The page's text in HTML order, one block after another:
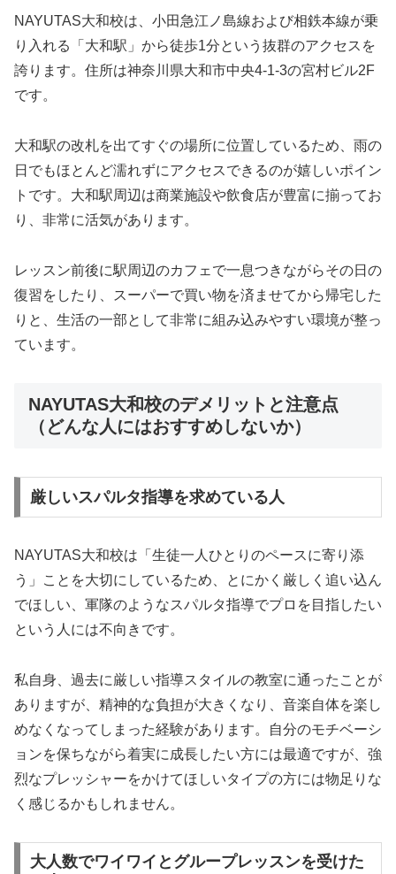
NAYUTAS大和校は、小田急江ノ島線および相鉄本線が乗
り入れる「大和駅」から徒歩1分という抜群のアクセスを
誇ります。住所は神奈川県大和市中央4-1-3の宮村ビル2F
です。
大和駅の改札を出てすぐの場所に位置しているため、雨の
日でもほとんど濡れずにアクセスできるのが嬉しいポイン
トです。大和駅周辺は商業施設や飲食店が豊富に揃ってお
り、非常に活気があります。
レッスン前後に駅周辺のカフェで一息つきながらその日の
復習をしたり、スーパーで買い物を済ませてから帰宅した
りと、生活の一部として非常に組み込みやすい環境が整っ
ています。
NAYUTAS大和校のデメリットと注意点
（どんな人にはおすすめしないか）
厳しいスパルタ指導を求めている人
NAYUTAS大和校は「生徒一人ひとりのペースに寄り添
う」ことを大切にしているため、とにかく厳しく追い込ん
でほしい、軍隊のようなスパルタ指導でプロを目指したい
という人には不向きです。
私自身、過去に厳しい指導スタイルの教室に通ったことが
ありますが、精神的な負担が大きくなり、音楽自体を楽し
めなくなってしまった経験があります。自分のモチベーシ
ョンを保ちながら着実に成長したい方には最適ですが、強
烈なプレッシャーをかけてほしいタイプの方には物足りな
く感じるかもしれません。
大人数でワイワイとグループレッスンを受けた